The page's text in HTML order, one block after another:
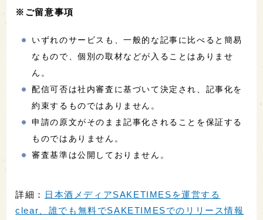
※ご留意事項
いずれのサービスも、一般的な記事に比べると簡易
なもので、個別の取材などが入ることはありませ
ん。
配信可否は社内審査に基づいて決定され、記事化を
約束するものではありません。
申請の原文がそのまま記事化されることを保証する
ものではありません。
審査基準は公開しておりません。
詳細： 日本酒メディアSAKETIMESを運営する
clear、誰でも無料でSAKETIMESでのリリース情報